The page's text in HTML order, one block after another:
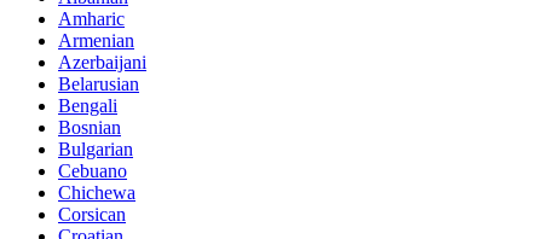
Amharic
Armenian
Azerbaijani
Belarusian
Bengali
Bosnian
Bulgarian
Cebuano
Chichewa
Corsican